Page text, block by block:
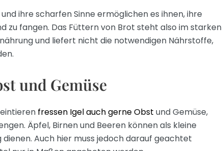
ihre scharfen Sinne ermöglichen es ihnen, ihre
zu fangen. Das Füttern von Brot steht also im starken
und liefert nicht die notwendigen Nährstoffe,
und Gemüse
fressen Igel auch gerne Obst und Gemüse,
Äpfel, Birnen und Beeren können als kleine
Auch hier muss jedoch darauf geachtet